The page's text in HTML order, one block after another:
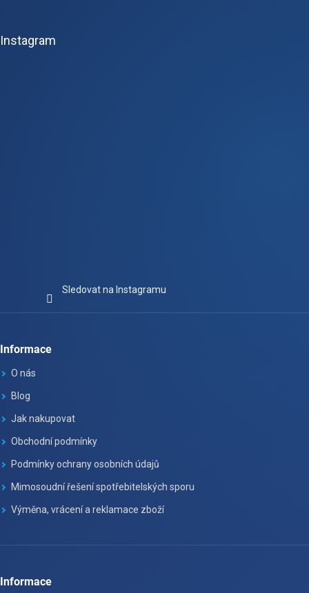
Instagram
Sledovat na Instagramu
Informace
O nás
Blog
Jak nakupovat
Obchodní podmínky
Podmínky ochrany osobních údajů
Mimosoudní řešení spotřebitelských sporu
Výměna, vrácení a reklamace zboží
Informace